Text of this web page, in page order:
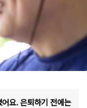
요. 은퇴하기 전에는